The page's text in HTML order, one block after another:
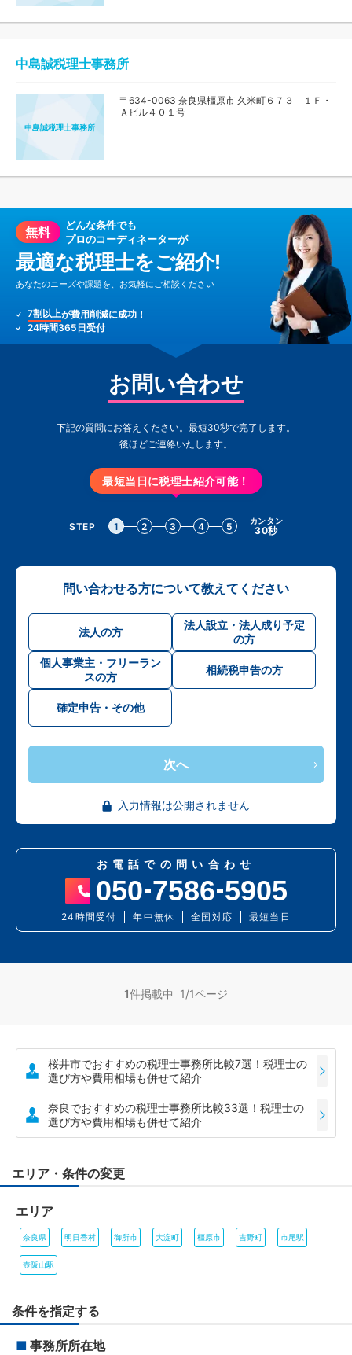
中島誠税理士事務所
中島誠税理士事務所
〒634-0063 奈良県橿原市 久米町６７３－１Ｆ・
Ａビル４０１号
無料
どんな条件でも
プロのコーディネーターが
最適な税理士をご紹介!
あなたのニーズや課題を、お気軽にご相談ください
7割以上が費用削減に成功！
24時間365日受付
お問い合わせ
下記の質問にお答えください。最短30秒で完了します。
後ほどご連絡いたします。
最短当日に税理士紹介可能！
STEP 1 2 3 4 5 カンタン
30秒
問い合わせる方について教えてください
法人の方
法人設立・法人成り予定
の方
個人事業主・フリーラン
スの方
相続税申告の方
確定申告・その他
次へ
入力情報は公開されません
お電話での問い合わせ
050 7586 5905
24時間受付 年中無休 全国対応 最短当日
1件掲載中 1/1ページ
桜井市でおすすめの税理士事務所比較7選！税理士の
選び方や費用相場も併せて紹介
奈良でおすすめの税理士事務所比較33選！税理士の
選び方や費用相場も併せて紹介
エリア・条件の変更
エリア
奈良県 明日香村 御所市 大淀町 橿原市 吉野町 市尾駅
壺阪山駅
条件を指定する
■ 事務所所在地